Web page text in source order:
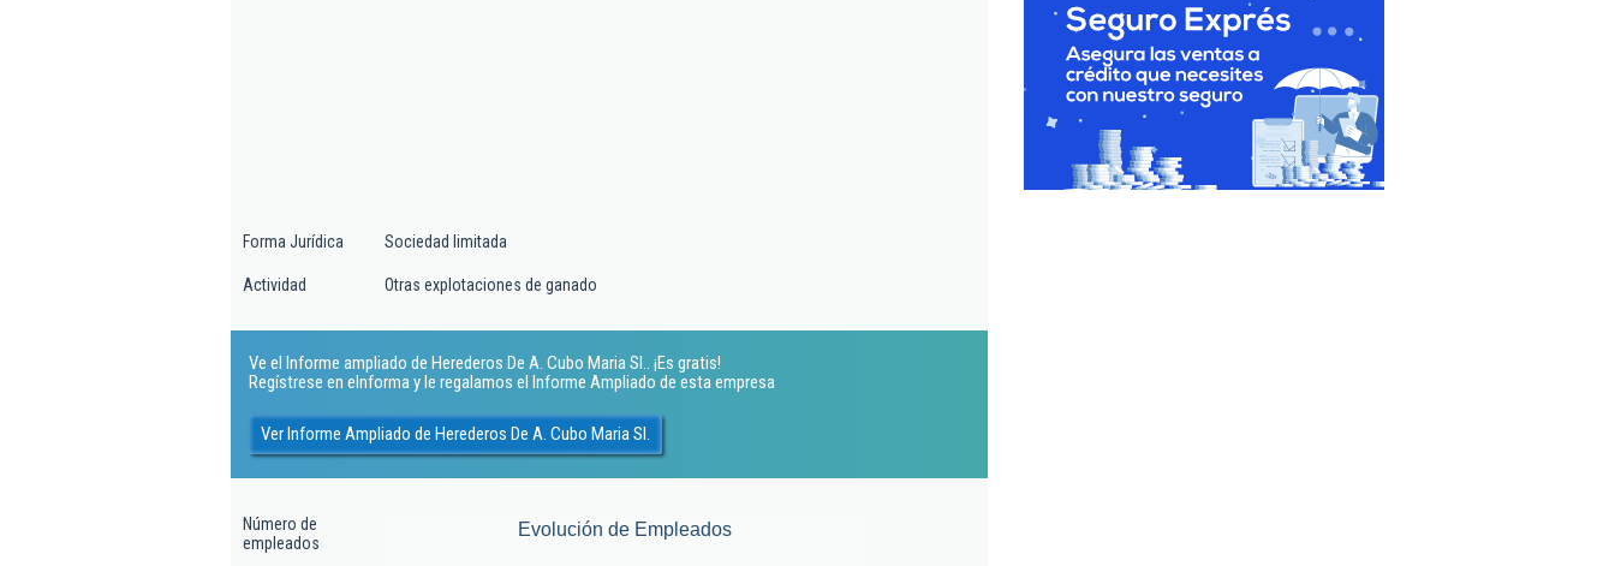
Forma Jurídica Sociedad limitada
Actividad Otras explotaciones de ganado
Ve el Informe ampliado de Herederos De A. Cubo Maria Sl.. ¡Es gratis!
Regístrese en eInforma y le regalamos el Informe Ampliado de esta empresa
Ver Informe Ampliado de Herederos De A. Cubo Maria Sl.
Número de
empleados
Evolución de Empleados